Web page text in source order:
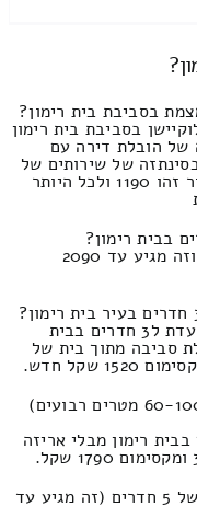
בסביבת בית רימון?
בסביבת בית רימון
של הובלת דירה עם
של שירותים של
עבודת סבלים בסביבת בית רימון התמחור זהו 1190 ולכל היותר
בבית רימון?
התמחור בבית רימון והסביבה זהו 1820 וזה מגיע עד 2090
מחיר למען הובלה של תכולה דירה שמיועדת ל3 חדרים בבית
סביבה מתוך בית של
כמה תעלה העברת דירה עם 4 חדרים (60-100 מטרים רבועים)
רימון מבלי אריזה
כמה תשלמו על הובלה של תכולת דירה של 5 חדרים (זה מגיע עד